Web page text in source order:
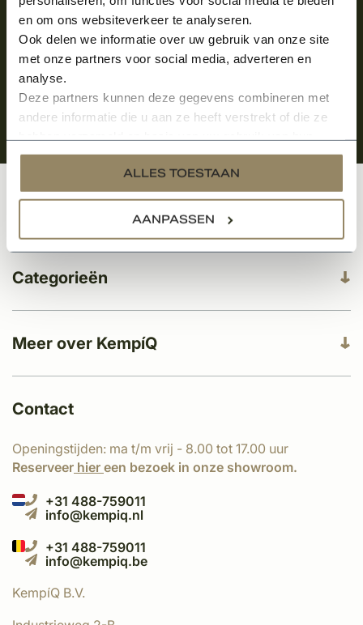
en om ons websiteverkeer te analyseren.
Ook delen we informatie over uw gebruik van onze site
met onze partners voor social media, adverteren en
analyse.
Deze partners kunnen deze gegevens combineren met
andere informatie die u aan ze heeft verstrekt of die ze
services.
ALLES TOESTAAN
AANPASSEN
Meer over KempíQ
Categorieën
Contact
Openingstijden: ma t/m vrij - 8.00 tot 17.00 uur
Reserveer hier een bezoek in onze showroom.
+31 488-759011
info@kempiq.nl
+31 488-759011
info@kempiq.be
KempíQ B.V.